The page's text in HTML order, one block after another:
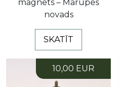
magnēts – Mārupes
novads
SKATĪT
10,00 EUR